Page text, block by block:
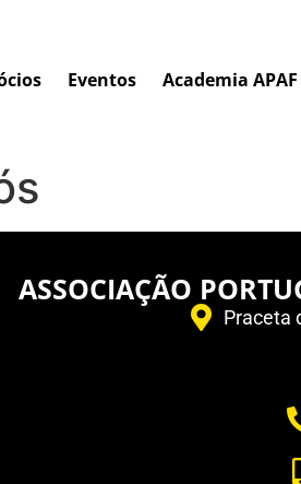
Eventos Academia APAF
ASSOCIAÇÃO
Praceta